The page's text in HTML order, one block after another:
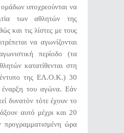
υποχρεούνται να
των αθλητών της
και τις λίστες με τους
να αγωνίζονται
περίοδο (τα
κατατίθενται στη
έντυπο της ΕΛ.Ο.Κ.) 30
έναρξη του αγώνα. Εάν
δυνατόν τότε έχουν το
αυτό μέχρι και 20
προγραμματισμένη ώρα